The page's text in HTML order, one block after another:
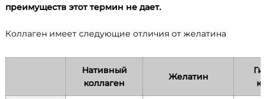
преимуществ этот термин не дает.
Коллаген имеет следующие отличия от желатина
Нативный
коллаген
Желатин